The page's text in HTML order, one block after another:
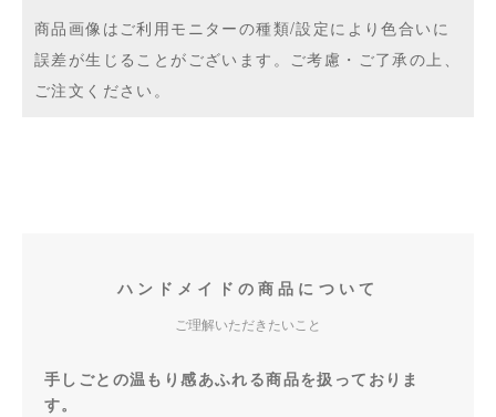
商品画像はご利用モニターの種類/設定により色合いに
誤差が生じることがございます。ご考慮・ご了承の上、
ご注文ください。
ハンドメイドの商品について
ご理解いただきたいこと
手しごとの温もり感あふれる商品を扱っておりま
す。